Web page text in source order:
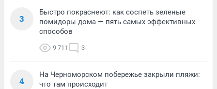
3
Быстро покраснеют: как соспеть зеленые
помидоры дома — пять самых эффективных
способов
9 711 3
4
На Черноморском побережье закрыли пляжи:
что там происходит